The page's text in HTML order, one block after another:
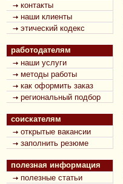
контакты
наши клиенты
этический кодекс
работодателям
наши услуги
методы работы
как оформить заказ
региональный подбор
соискателям
открытые вакансии
заполнить резюме
полезная информация
полезные статьи